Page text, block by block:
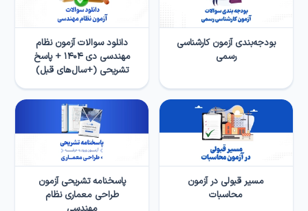
بودجه‌بندی آزمون کارشناسی
رسمی
دانلود سوالات آزمون نظام
مهندسی دی ۱۴۰۴ + پاسخ
تشریحی (+سال‌های قبل)
مسیر قبولی در آزمون
محاسبات
پاسخنامه تشریحی آزمون
طراحی معماری نظام